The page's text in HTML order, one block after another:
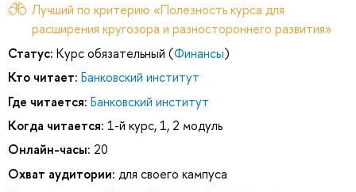
Лучший по критерию «Полезность курса для
расширения кругозора и разностороннего развития»
Статус: Курс обязательный (Финансы)
Кто читает: Банковский институт
Где читается: Банковский институт
Когда читается: 1-й курс, 1, 2 модуль
Онлайн-часы: 20
Охват аудитории: для своего кампуса